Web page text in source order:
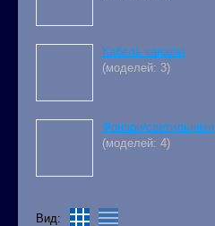
Кабель-каналы
(моделей: 3)
Фонари/светильники
(моделей: 4)
Вид: